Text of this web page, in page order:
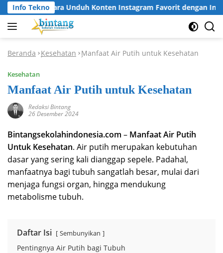
Langsung
ke
konten
Info TeknoCara Unduh Konten Instagram Favorit dengan
Beranda -Kesehatan -Manfaat Air Putih untuk Kesehatan
Kesehatan
Manfaat Air Putih untuk Kesehatan
Redaksi Bintang
26 Desember 2024
Bintangsekolahindonesia.com – Manfaat Air Putih
Untuk Kesehatan. Air putih merupakan kebutuhan
dasar yang sering kali dianggap sepele. Padahal,
manfaatnya bagi tubuh sangatlah besar, mulai dari
menjaga fungsi organ, hingga mendukung
metabolisme tubuh.
Daftar Isi Sembunyikan
Pentingnya Air Putih bagi Tubuh